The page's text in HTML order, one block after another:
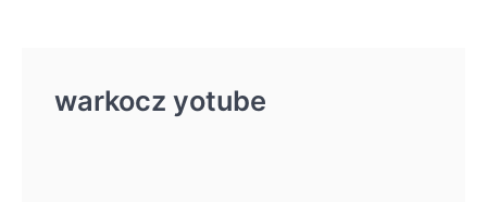
warkocz yotube